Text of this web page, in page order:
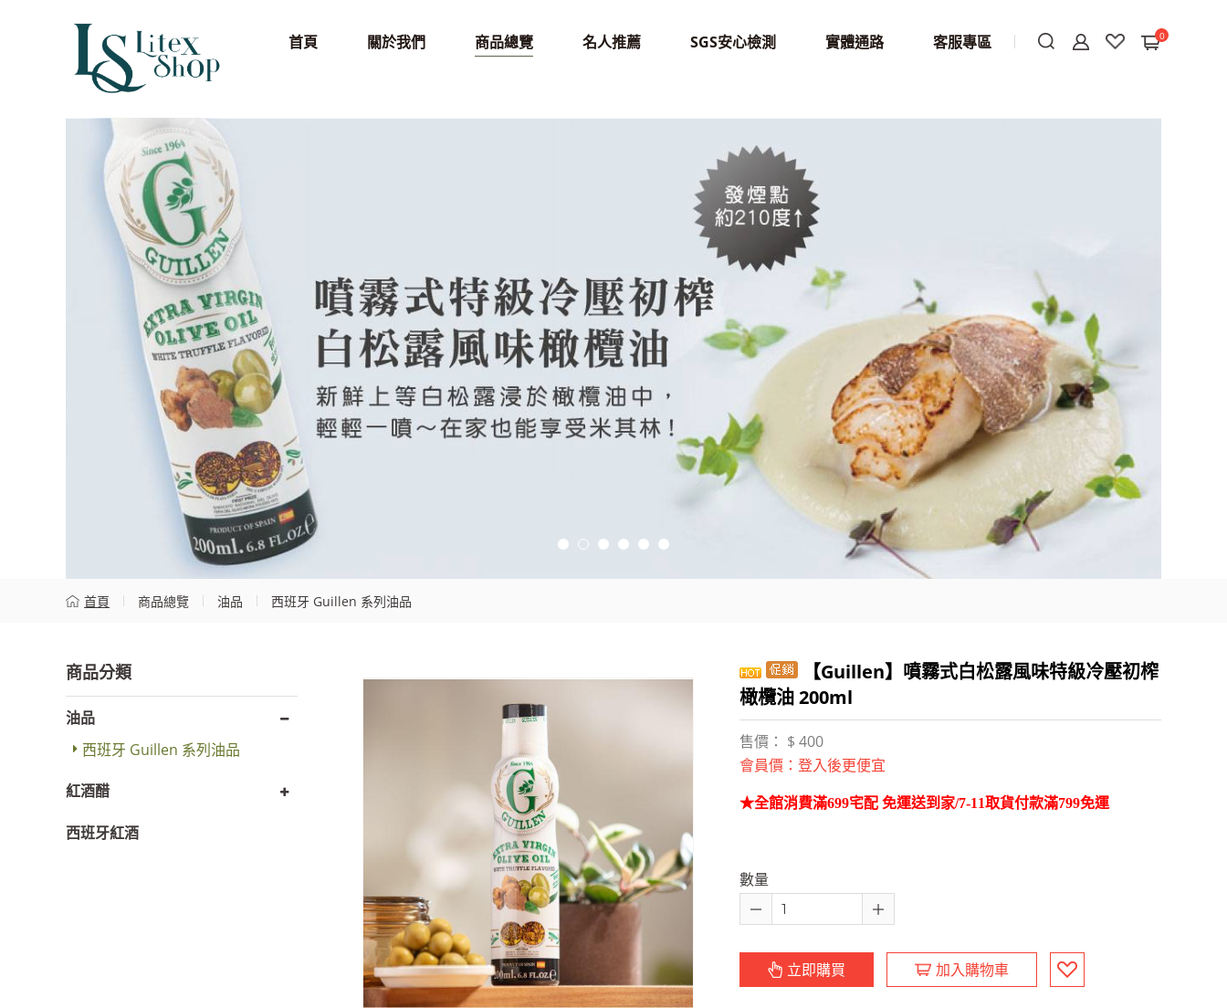
0
首頁 關於我們 商品總覽 名人推薦 SGS安心檢測 實體通路 客服專區
首頁 商品總覽 油品 西班牙 Guillen 系列油品
油品
西班牙 Guillen 系列油品
紅酒醋
西班牙紅酒
【Guillen】噴霧式白松露風味特級冷壓初榨
橄欖油 200ml
售價： $ 400
會員價： 登入後更便宜
★全館消費滿699宅配 免運送到家/7-11取貨付款滿799免運
數量
立即購買 加入購物車